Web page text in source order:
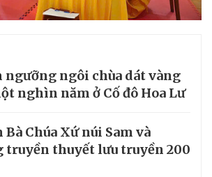
ngưỡng ngôi chùa dát vàng
nghìn năm ở Cố đô Hoa Lư
Bà Chúa Xứ núi Sam và
truyền thuyết lưu truyền 200